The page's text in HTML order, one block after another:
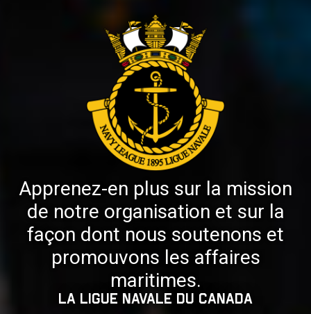
Apprenez-en plus sur la mission
de notre organisation et sur la
façon dont nous soutenons et
promouvons les affaires
maritimes.
La Ligue navale du Canada